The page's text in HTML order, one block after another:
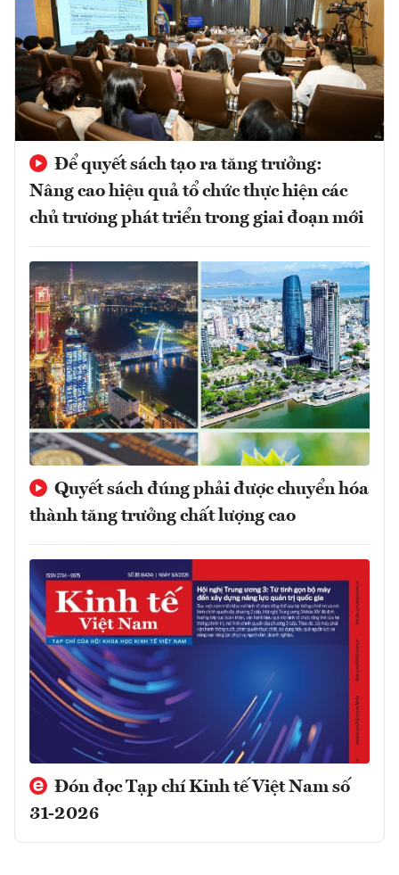
Để quyết sách tạo ra tăng trưởng:
Nâng cao hiệu quả tổ chức thực hiện các
chủ trương phát triển trong giai đoạn mới
Quyết sách đúng phải được chuyển hóa
thành tăng trưởng chất lượng cao
Đón đọc Tạp chí Kinh tế Việt Nam số
31-2026